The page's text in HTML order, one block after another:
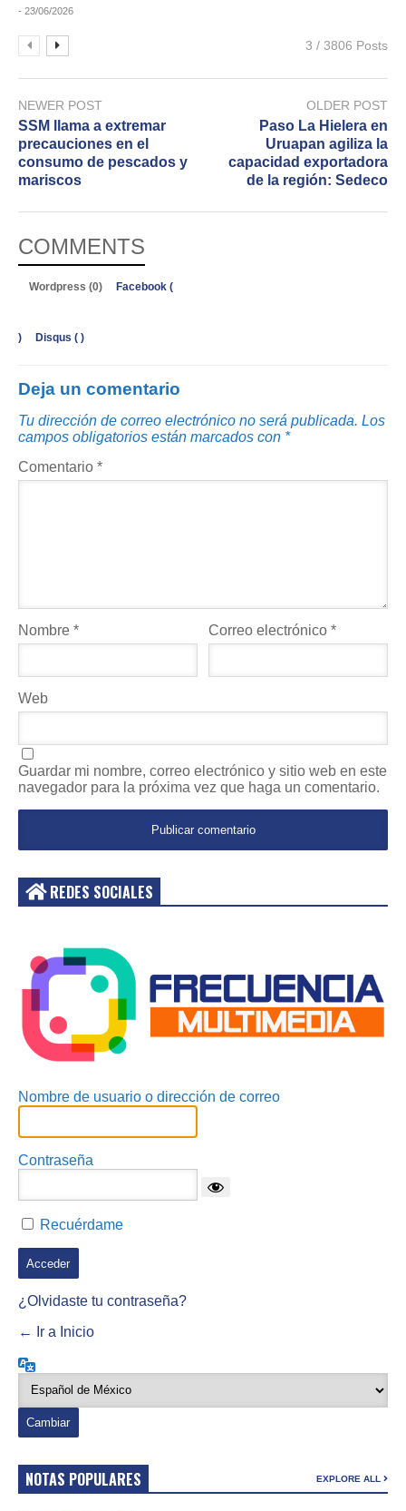
- 23/06/2026
3 / 3806 Posts
NEWER POST
SSM llama a extremar
precauciones en el
consumo de pescados y
mariscos
OLDER POST
Paso La Hielera en
Uruapan agiliza la
capacidad exportadora
de la región: Sedeco
COMMENTS
Wordpress (0) Facebook (
) Disqus ( )
Deja un comentario
Tu dirección de correo electrónico no será publicada. Los
campos obligatorios están marcados con *
Comentario *
Nombre * Correo electrónico*
Web
Guardar mi nombre, correo electrónico y sitio web en este
navegador para la próxima vez que haga un comentario.
REDES SOCIALES
Nombre de usuario o dirección de correo
Contraseña
Recuérdame
¿Olvidaste tu contraseña?
← Ir a Inicio
NOTAS POPULARES EXPLORE ALL